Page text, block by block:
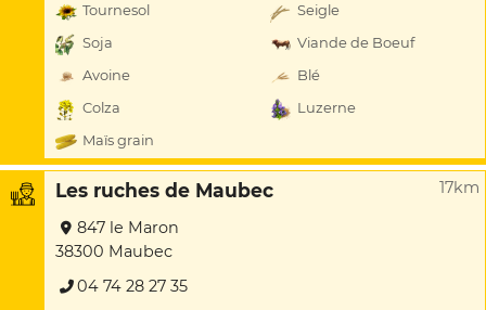
Tournesol
Seigle
Soja
Viande de Boeuf
Avoine
Blé
Colza
Luzerne
Maïs grain
Les ruches de Maubec 17km
847 le Maron
38300 Maubec
04 74 28 27 35